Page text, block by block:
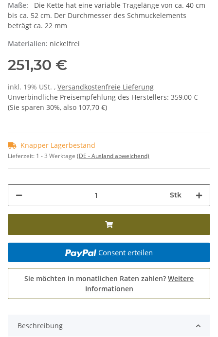
Maße:
Die Kette hat eine variable Tragelänge von ca. 40 cm
bis ca. 52 cm. Der Durchmesser des Schmuckelements
beträgt ca. 22 mm
Materialien: nickelfrei
251,30 €
inkl. 19% USt. , Versandkostenfreie Lieferung
Unverbindliche Preisempfehlung des Herstellers: 359,00 €
(Sie sparen 30%, also 107,70 €)
Knapper Lagerbestand
Lieferzeit: 1 - 3 Werktage (DE - Ausland abweichend)
Stk
Consent erteilen
Sie möchten in monatlichen Raten zahlen? Weitere
Informationen
Beschreibung